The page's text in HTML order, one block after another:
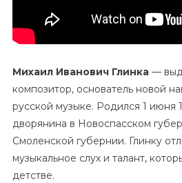
Михаил Иванович Глинка—
композитор, основатель новой
русской музыке. Родился 1 июня
дворянина в Новоспасском
Смоленской губернии. Глинку
музыкальное слух и талант,
детстве.